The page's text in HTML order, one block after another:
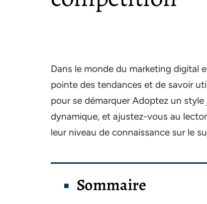
Dans le monde du marketing digital
pointe des tendances et de savoir
pour se démarquer Adoptez un
dynamique, et ajustez-vous au
leur niveau de connaissance sur le
Sommaire